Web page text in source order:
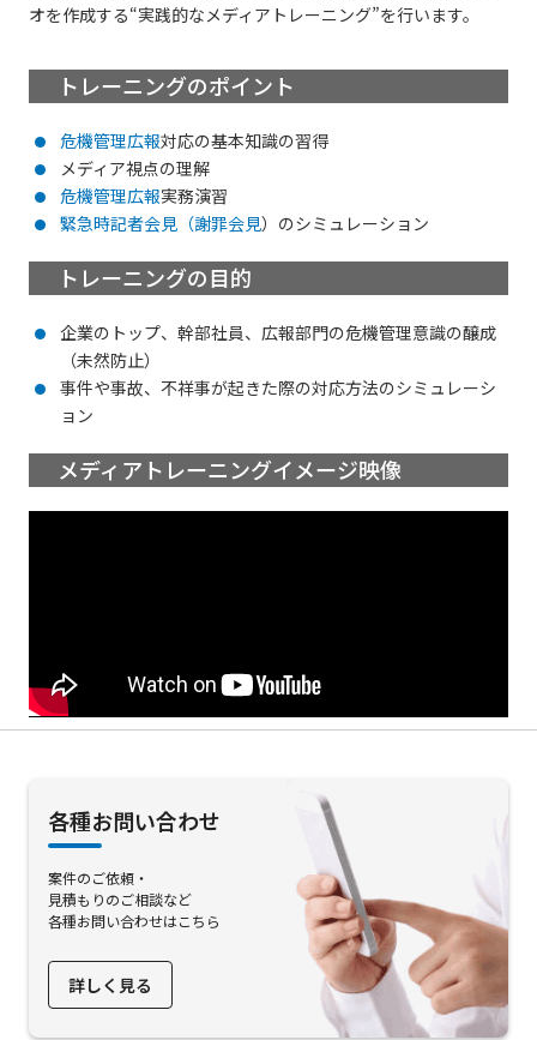
オを作成する“実践的なメディアトレーニング”を行います。
トレーニングのポイント
危機管理広報対応の基本知識の習得
メディア視点の理解
危機管理広報実務演習
緊急時記者会見（謝罪会見）のシミュレーション
トレーニングの目的
企業のトップ、幹部社員、広報部門の危機管理意識の醸成
（未然防止）
事件や事故、不祥事が起きた際の対応方法のシミュレーシ
ョン
メディアトレーニングイメージ映像
各種お問い合わせ
案件のご依頼・
見積もりのご相談など
各種お問い合わせはこちら
詳しく見る